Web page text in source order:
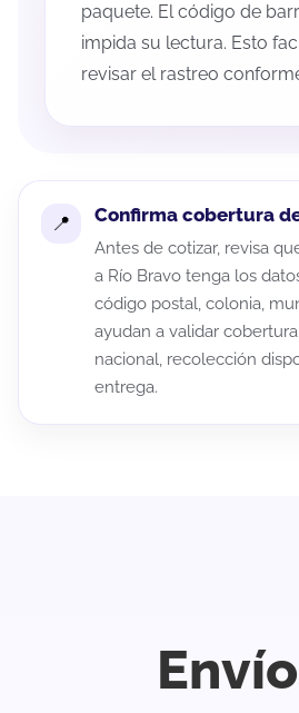
paquete. El código de
impida su lectura. Esto
revisar el rastreo
Confirma cobertura
Antes de cotizar, revisa
a Río Bravo tenga los
código postal, colonia,
ayudan a validar
nacional, recolección
entrega.